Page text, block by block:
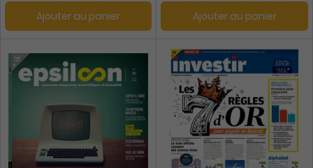
Ajouter au panier Ajouter au panier